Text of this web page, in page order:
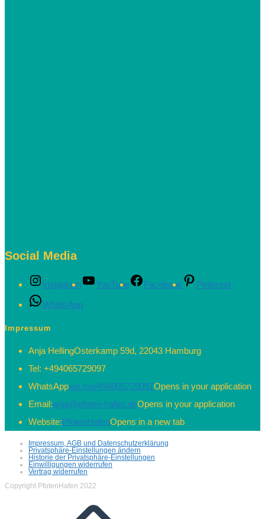
Social Media
Instagram YouTube Facebook
Pinterest
WhatsApp
Impressum
Anja HellingOsterkamp 59d, 22043 Hamburg
Tel: +494065729097
WhatsAppwa.me/494065729097Opens in your application
Email:anja@pfoten-hafen.deOpens in your application
Website:PfotenHafenOpens in a new tab
Impressum, AGB und Datenschutzerklärung
Privatsphäre-Einstellungen ändern
Historie der Privatsphäre-Einstellungen
Einwilligungen widerrufen
Vertrag widerrufen
Copyright PfotenHafen 2022